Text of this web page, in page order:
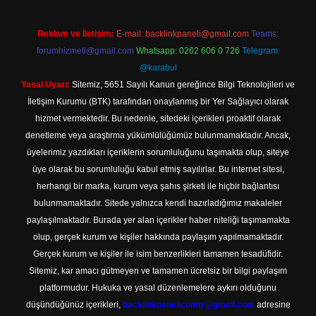
Reklam ve İletişim: E-mail: backlinkpaneli@gmail.com Teams:
forumhizmeti@gmail.com Whatsapp: 0262 606 0 726 Telegram:
@karabul
Yasal Uyarı: Sitemiz, 5651 Sayılı Kanun gereğince Bilgi Teknolojileri ve
İletişim Kurumu (BTK) tarafından onaylanmış bir Yer Sağlayıcı olarak
hizmet vermektedir. Bu nedenle, sitedeki içerikleri proaktif olarak
denetleme veya araştırma yükümlülüğümüz bulunmamaktadır. Ancak,
üyelerimiz yazdıkları içeriklerin sorumluluğunu taşımakta olup, siteye
üye olarak bu sorumluluğu kabul etmiş sayılırlar. Bu internet sitesi,
herhangi bir marka, kurum veya şahıs şirketi ile hiçbir bağlantısı
bulunmamaktadır. Sitede yalnızca kendi hazırladığımız makaleler
paylaşılmaktadır. Burada yer alan içerikler haber niteliği taşımamakta
olup, gerçek kurum ve kişiler hakkında paylaşım yapılmamaktadır.
Gerçek kurum ve kişiler ile isim benzerlikleri tamamen tesadüfidir.
Sitemiz, kar amacı gütmeyen ve tamamen ücretsiz bir bilgi paylaşım
platformudur. Hukuka ve yasal düzenlemelere aykırı olduğunu
düşündüğünüz içerikleri, backlinkpanelicomtr@gmail.com adresine